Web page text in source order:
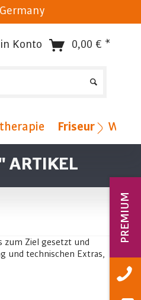
Konto 0,00 € *
Friseur
ARTIKEL
zum Ziel gesetzt und
und technischen Extras,
PREMIUM